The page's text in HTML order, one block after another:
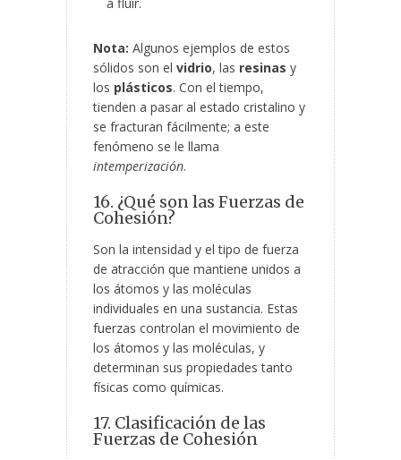
a fluir.
Nota: Algunos ejemplos de estos
sólidos son el vidrio, las resinas y
los plásticos. Con el tiempo,
tienden a pasar al estado cristalino y
se fracturan fácilmente; a este
fenómeno se le llama
intemperización.
16. ¿Qué son las Fuerzas de
Cohesión?
Son la intensidad y el tipo de fuerza
de atracción que mantiene unidos a
los átomos y las moléculas
individuales en una sustancia. Estas
fuerzas controlan el movimiento de
los átomos y las moléculas, y
determinan sus propiedades tanto
físicas como químicas.
17. Clasificación de las
Fuerzas de Cohesión